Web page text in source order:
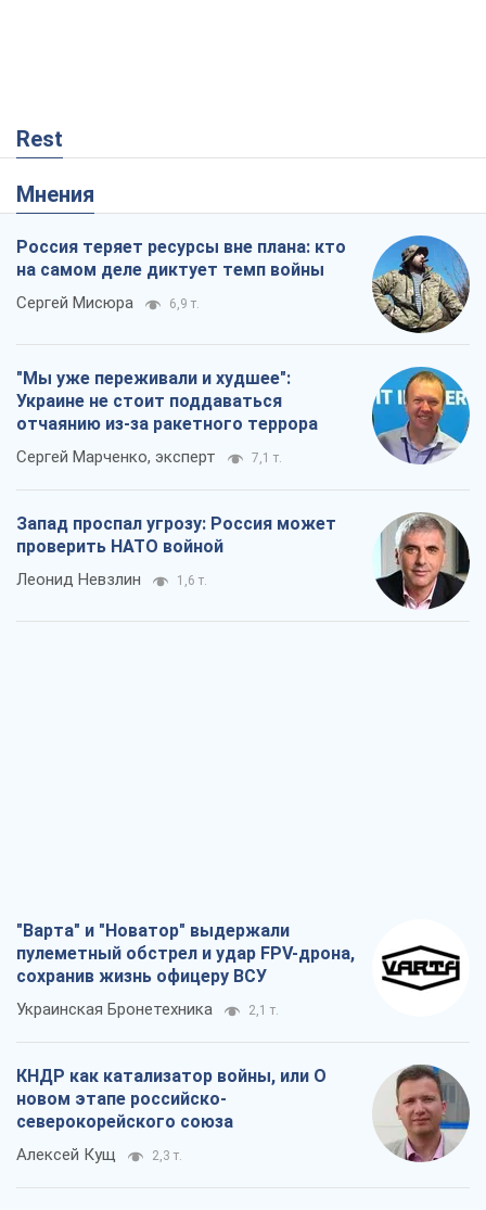
Rest
Мнения
Россия теряет ресурсы вне плана: кто
на самом деле диктует темп войны
Сергей Мисюра 6,9 т.
"Мы уже переживали и худшее":
Украине не стоит поддаваться
отчаянию из-за ракетного террора
Сергей Марченко, эксперт 7,1 т.
Запад проспал угрозу: Россия может
проверить НАТО войной
Леонид Невзлин 1,6 т.
"Варта" и "Новатор" выдержали
пулеметный обстрел и удар FPV-дрона,
сохранив жизнь офицеру ВСУ
Украинская Бронетехника 2,1 т.
КНДР как катализатор войны, или О
новом этапе российско-
северокорейского союза
Алексей Кущ 2,3 т.